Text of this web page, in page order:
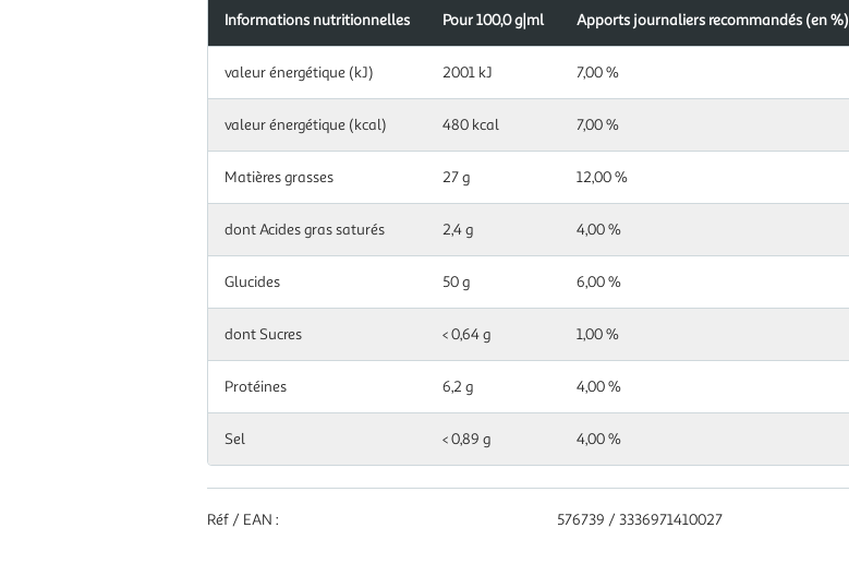
nutritionnelles
pour
g|ml
Informations nutritionnelles Pour 100,0 g|ml Apports journaliers recommandés (en %)
valeur énergétique (kJ) 2001 kJ 7,00 %
valeur énergétique (kcal) 480 kcal 7,00 %
Matières grasses 27 g 12,00 %
dont Acides gras saturés 2,4 g 4,00 %
Glucides 50 g 6,00 %
dont Sucres < 0,64 g 1,00 %
Protéines 6,2 g 4,00 %
Sel < 0,89 g 4,00 %
Réf / EAN : 576739 / 3336971410027